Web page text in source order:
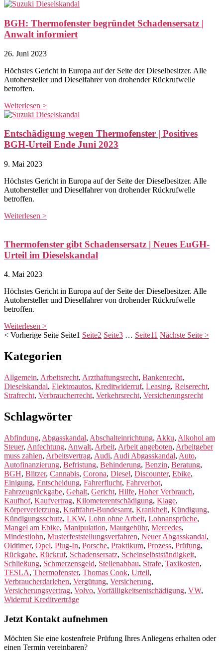
BGH: Thermofenster begründet Schadensersatz |
Anwalt informiert
26. Juni 2023
Höchstes Gericht in Europa auf der Seite der Dieselbesitzer. Alle
Autohersteller und Dieselfahrer von drohender Rückrufwelle
betroffen.
Weiterlesen >
Entschädigung wegen Thermofenster | Positives
BGH-Urteil Ende Juni 2023
9. Mai 2023
Höchstes Gericht in Europa auf der Seite der Dieselbesitzer. Alle
Autohersteller und Dieselfahrer von drohender Rückrufwelle
betroffen.
Weiterlesen >
Thermofenster gibt Schadensersatz | Neues EuGH-
Urteil im Dieselskandal
4. Mai 2023
Höchstes Gericht in Europa auf der Seite der Dieselbesitzer. Alle
Autohersteller und Dieselfahrer von drohender Rückrufwelle
betroffen.
Weiterlesen >
< Vorherige Seite Seite1 Seite2 Seite3 … Seite11 Nächste Seite >
Kategorien
Allgemein, Arbeitsrecht, Arzthaftungsrecht, Bankenrecht,
Dieselskandal, Elektroautos, Kreditwiderruf, Leasing, Reiserecht,
Strafrecht, Verbraucherrecht, Verkehrsrecht, Versicherungsrecht
Schlagwörter
Abfindung, Abgasskandal, Abschalteinrichtung, Akku, Alkohol am
Steuer, Anfechtung, Anwalt, Arbeit, Arbeit angeboten, Arbeitgeber
muss zahlen, Arbeitsvertrag, Audi, Audi Abgasskandal, Auto,
Autofinanzierung, Befristung, Behinderung, Benzin, Beratung,
BGH, Blitzer, Cannabis, Corona, Diesel, Discounter, Ebike,
Einigung, Entscheidung, Fahrerflucht, Fahrverbot,
Fahrzeugrückgabe, Gehalt, Gericht, Hilfe, Hoher Verbrauch,
Kaufhof, Kaufvertrag, Kilometerentschädigung, Klage,
Körperverletzung, Kraftfahrt-Bundesamt, Krankheit, Kündigung,
Kündigungsschutz, LKW, Lohn ohne Arbeit, Lohnansprüche,
Mangel am Ebike, Manipulation, Mautgebühr, Mercedes,
Mindestlohn, Musterfeststellungsverfahren, Neuer Abgasskandal,
Oldtimer, Opel, Plug-In, Porsche, Praktikum, Prozess, Prüfung,
Rückgabe, Rückruf, Schadensersatz, Scheinselbstständigkeit,
Schließung, Schmerzensgeld, Stellenabbau, Strafe, Taxikosten,
TESLA, Thermofenster, Thomas Cook, Urteil,
Verbraucherdarlehen, Vergütung, Versicherung,
Versicherungsvertrag, Volvo, Vorfälligkeitsentschädigung, VW,
Widerruf Kreditverträge
Jetzt Kontakt aufnehmen
Möchten Sie eine kostenfreie Prüfung Ihres Anliegens erhalten oder
einen Termin vereinbaren?